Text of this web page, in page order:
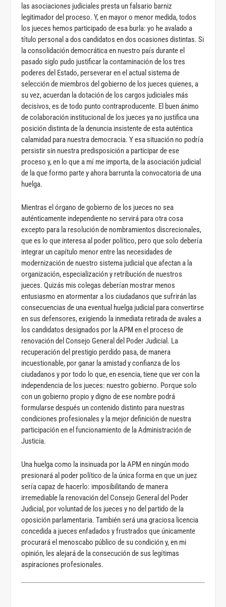
las asociaciones judiciales presta un falsario barniz
legitimador del proceso. Y, en mayor o menor medida, todos
los jueces hemos participado de esa burla: yo he avalado a
título personal a dos candidatos en dos ocasiones distintas. Si
la consolidación democrática en nuestro país durante el
pasado siglo pudo justificar la contaminación de los tres
poderes del Estado, perseverar en el actual sistema de
selección de miembros del gobierno de los jueces quienes, a
su vez, acuerdan la dotación de los cargos judiciales más
decisivos, es de todo punto contraproducente. El buen ánimo
de colaboración institucional de los jueces ya no justifica una
posición distinta de la denuncia insistente de esta auténtica
calamidad para nuestra democracia. Y esa situación no podría
persistir sin nuestra predisposición a participar de ese
proceso y, en lo que a mí me importa, de la asociación judicial
de la que formo parte y ahora barrunta la convocatoria de una
huelga.
Mientras el órgano de gobierno de los jueces no sea
auténticamente independiente no servirá para otra cosa
excepto para la resolución de nombramientos discrecionales,
que es lo que interesa al poder político, pero que solo debería
integrar un capítulo menor entre las necesidades de
modernización de nuestro sistema judicial que afectan a la
organización, especialización y retribución de nuestros
jueces. Quizás mis colegas deberían mostrar menos
entusiasmo en atormentar a los ciudadanos que sufrirán las
consecuencias de una eventual huelga judicial para convertirse
en sus defensores, exigiendo la inmediata retirada de avales a
los candidatos designados por la APM en el proceso de
renovación del Consejo General del Poder Judicial. La
recuperación del prestigio perdido pasa, de manera
incuestionable, por ganar la amistad y confianza de los
ciudadanos y por todo lo que, en esencia, tiene que ver con la
independencia de los jueces: nuestro gobierno. Porque solo
con un gobierno propio y digno de ese nombre podrá
formularse después un contenido distinto para nuestras
condiciones profesionales y la mejor definición de nuestra
participación en el funcionamiento de la Administración de
Justicia.
Una huelga como la insinuada por la APM en ningún modo
presionará al poder político de la única forma en que un juez
sería capaz de hacerlo: imposibilitando de manera
irremediable la renovación del Consejo General del Poder
Judicial, por voluntad de los jueces y no del partido de la
oposición parlamentaria. También será una graciosa licencia
concedida a jueces enfadados y frustrados que únicamente
procurará el menoscabo público de su condición y, en mi
opinión, les alejará de la consecución de sus legítimas
aspiraciones profesionales.